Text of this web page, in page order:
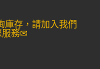
庫存，請加入我們
服務✉